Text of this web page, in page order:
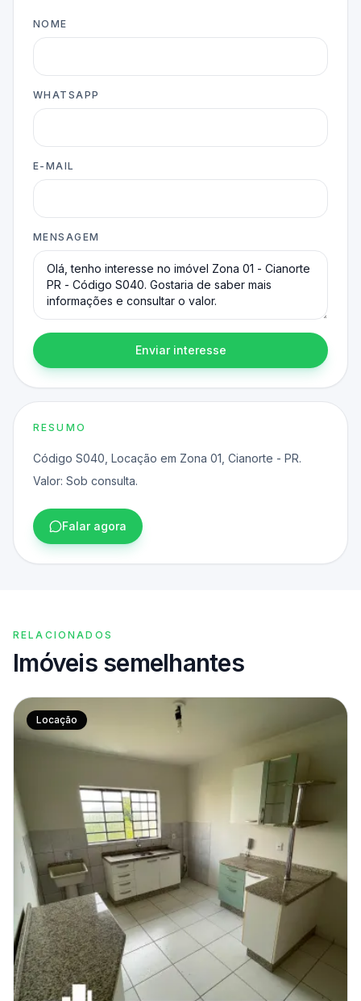
NOME
WHATSAPP
E-MAIL
MENSAGEM
Enviar interesse
RESUMO
Código S040, Locação em Zona 01, Cianorte - PR.
Valor: Sob consulta.
Falar agora
RELACIONADOS
Imóveis semelhantes
Locação